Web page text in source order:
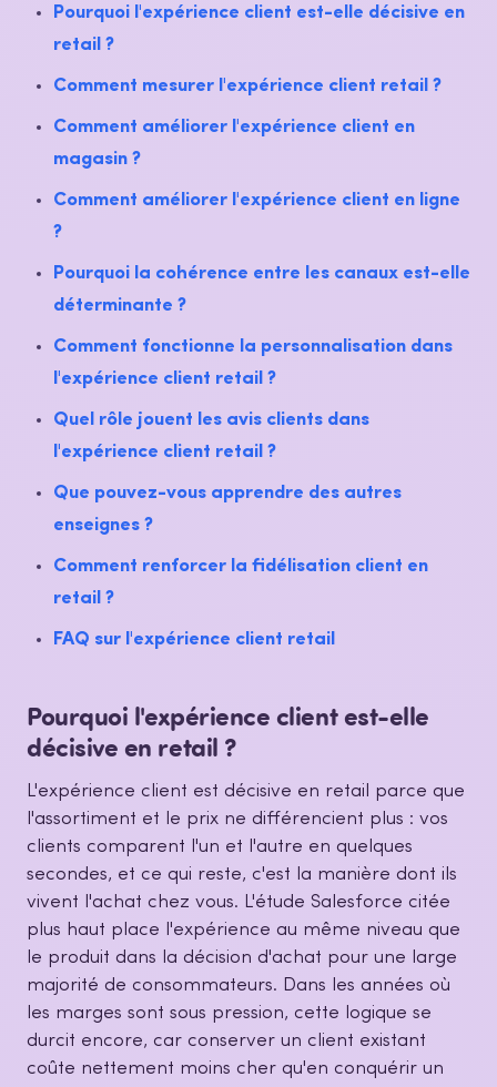
Pourquoi l'expérience client est-elle décisive en
retail ?
Comment mesurer l'expérience client retail ?
Comment améliorer l'expérience client en
magasin ?
Comment améliorer l'expérience client en ligne
?
Pourquoi la cohérence entre les canaux est-elle
déterminante ?
Comment fonctionne la personnalisation dans
l'expérience client retail ?
Quel rôle jouent les avis clients dans
l'expérience client retail ?
Que pouvez-vous apprendre des autres
enseignes ?
Comment renforcer la fidélisation client en
retail ?
FAQ sur l'expérience client retail
Pourquoi l'expérience client est-elle
décisive en retail ?
L'expérience client est décisive en retail parce que
l'assortiment et le prix ne différencient plus : vos
clients comparent l'un et l'autre en quelques
secondes, et ce qui reste, c'est la manière dont ils
vivent l'achat chez vous. L'étude Salesforce citée
plus haut place l'expérience au même niveau que
le produit dans la décision d'achat pour une large
majorité de consommateurs. Dans les années où
les marges sont sous pression, cette logique se
durcit encore, car conserver un client existant
coûte nettement moins cher qu'en conquérir un